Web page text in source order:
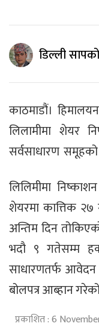
डिल्ली
काठमाडौं।
लिलामीमा शेयर
सर्वसाधारण
लिलिमीमा
शेयरमा कात्तिक
अन्तिम दिन
भदौ ९ गतेसम्म
साधारणतर्फ आवेदन
बोलपत्र आब्हान
प्रकाशित : 6